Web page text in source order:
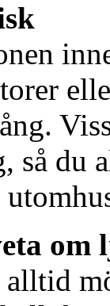
så du
om